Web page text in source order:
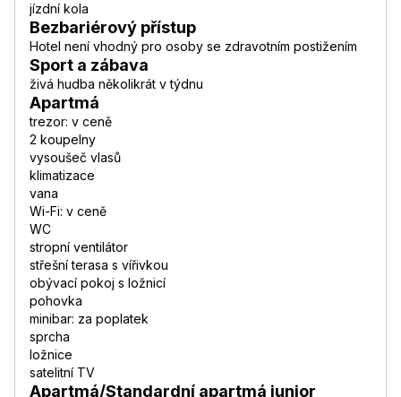
jízdní kola
Bezbariérový přístup
Hotel není vhodný pro osoby se zdravotním postižením
Sport a zábava
živá hudba několikrát v týdnu
Apartmá
trezor: v ceně
2 koupelny
vysoušeč vlasů
klimatizace
vana
Wi-Fi: v ceně
WC
stropní ventilátor
střešní terasa s vířivkou
obývací pokoj s ložnicí
pohovka
minibar: za poplatek
sprcha
ložnice
satelitní TV
Apartmá/Standardní apartmá junior